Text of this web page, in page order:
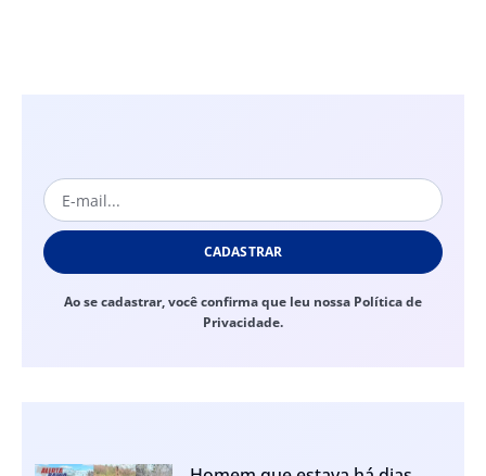
CADASTRAR
Ao se cadastrar, você confirma que leu nossa Política de
Privacidade.